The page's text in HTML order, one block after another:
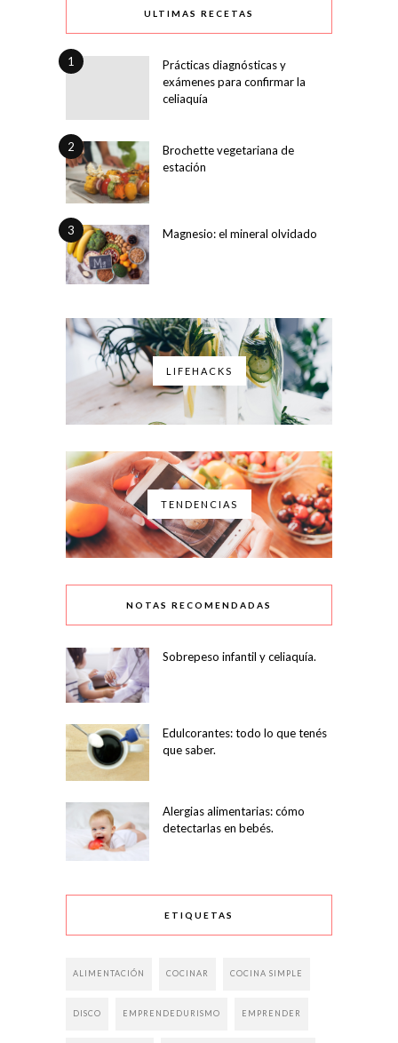
ULTIMAS RECETAS
1
Prácticas diagnósticas y
exámenes para confirmar la
celiaquía
2
Brochette vegetariana de
estación
3 Magnesio: el mineral olvidado
LIFEHACKS
TENDENCIAS
NOTAS RECOMENDADAS
Sobrepeso infantil y celiaquía.
Edulcorantes: todo lo que tenés
que saber.
Alergias alimentarias: cómo
detectarlas en bebés.
ETIQUETAS
ALIMENTACIÓN COCINAR COCINA SIMPLE
DISCO EMPRENDEDURISMO EMPRENDER